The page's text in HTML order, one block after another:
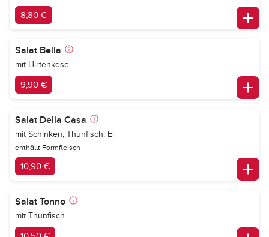
8,80 €
Salat Bella
mit Hirtenkäse
9,90 €
Salat Della Casa
mit Schinken, Thunfisch, Ei
enthällt Formfleisch
10,90 €
Salat Tonno
mit Thunfisch